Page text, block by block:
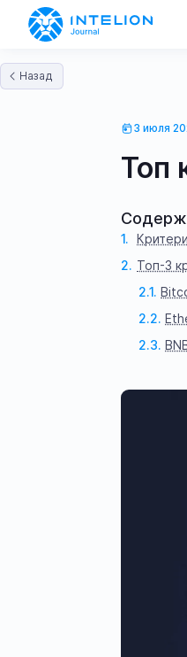
Назад
3 июля
Топ
Топ-3